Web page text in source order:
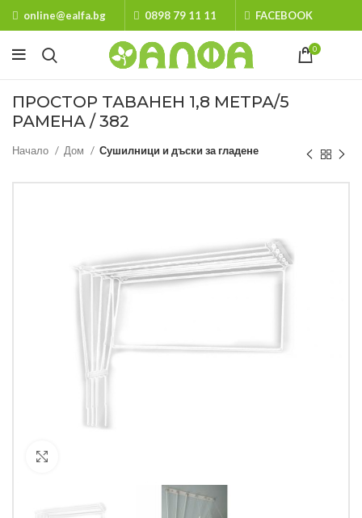
online@ealfa.bg 0898 79 11 11 FACEBOOK
0
ПРОСТОР ТАВАНЕН 1,8 МЕТРА/5
РАМЕНА / 382
Начало Дом Сушилници и дъски за гладене